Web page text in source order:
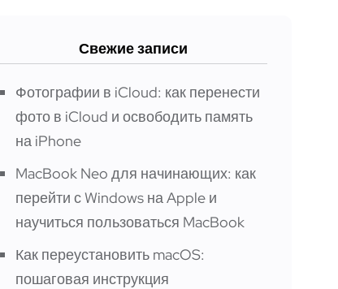
Свежие записи
Фотографии в iCloud: как перенести
фото в iCloud и освободить память
на iPhone
MacBook Neo для начинающих: как
перейти с Windows на Apple и
научиться пользоваться MacBook
Как переустановить macOS:
пошаговая инструкция